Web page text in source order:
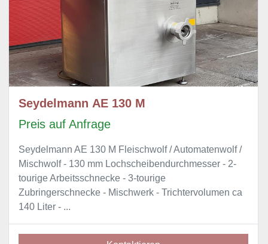
Seydelmann AE 130 M
Preis auf Anfrage
Seydelmann AE 130 M Fleischwolf / Automatenwolf /
Mischwolf - 130 mm Lochscheibendurchmesser - 2-
tourige Arbeitsschnecke - 3-tourige
Zubringerschnecke - Mischwerk - Trichtervolumen ca
140 Liter - ...